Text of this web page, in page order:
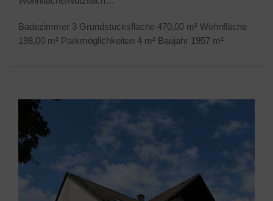
Badezimmer 3 Grundstücksfläche 470,00 m² Wohnfläche
198,00 m² Parkmöglichkeiten 4 m² Baujahr 1957 m²